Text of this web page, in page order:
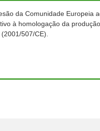
da Comunidade Europeia
à homologação da
507/CE).